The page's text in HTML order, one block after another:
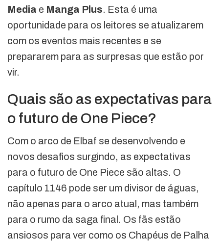
Media e Manga Plus. Esta é uma
oportunidade para os leitores se atualizarem
com os eventos mais recentes e se
prepararem para as surpresas que estão por
vir.
Quais são as expectativas para
o futuro de One Piece?
Com o arco de Elbaf se desenvolvendo e
novos desafios surgindo, as expectativas
para o futuro de One Piece são altas. O
capítulo 1146 pode ser um divisor de águas,
não apenas para o arco atual, mas também
para o rumo da saga final. Os fãs estão
ansiosos para ver como os Chapéus de Palha